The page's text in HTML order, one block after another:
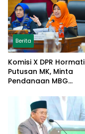
Berita
Komisi X DPR Hormati
Putusan MK, Minta
Pendanaan MBG
Pendidikan